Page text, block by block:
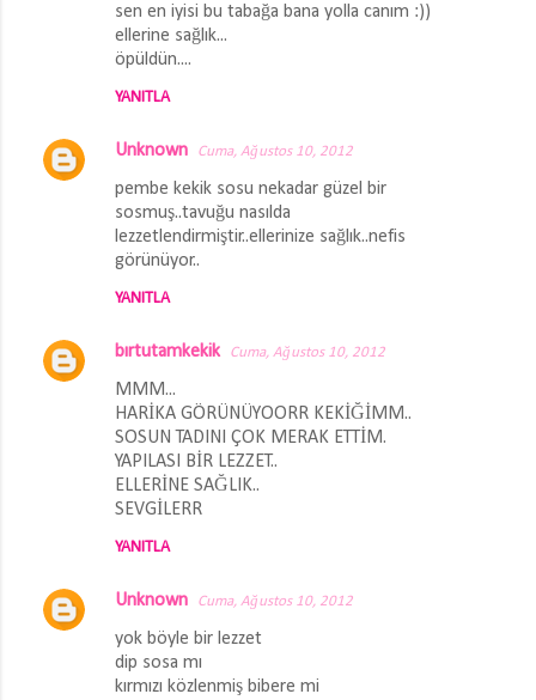
sen en iyisi bu tabağa bana yolla canım :))
ellerine sağlık...
öpüldün....
YANITLA
Unknown Cuma, Ağustos 10, 2012
pembe kekik sosu nekadar güzel bir
sosmuş..tavuğu nasılda
lezzetlendirmiştir..ellerinize sağlık..nefis
görünüyor..
YANITLA
bırtutamkekik Cuma, Ağustos 10, 2012
MMM...
HARİKA GÖRÜNÜYOORR KEKİĞİMM..
SOSUN TADINI ÇOK MERAK ETTİM.
YAPILASI BİR LEZZET..
ELLERİNE SAĞLIK..
SEVGİLERR
YANITLA
Unknown Cuma, Ağustos 10, 2012
yok böyle bir lezzet
dip sosa mı
kırmızı közlenmiş bibere mi